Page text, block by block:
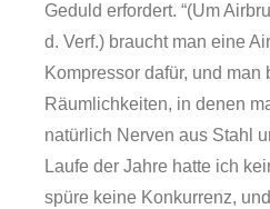
Geduld erfordert. “(Um
d. Verf.) braucht man eine
Kompressor dafür, und man
Räumlichkeiten, in denen
natürlich Nerven aus Stahl
Laufe der Jahre hatte ich
spüre keine Konkurrenz,